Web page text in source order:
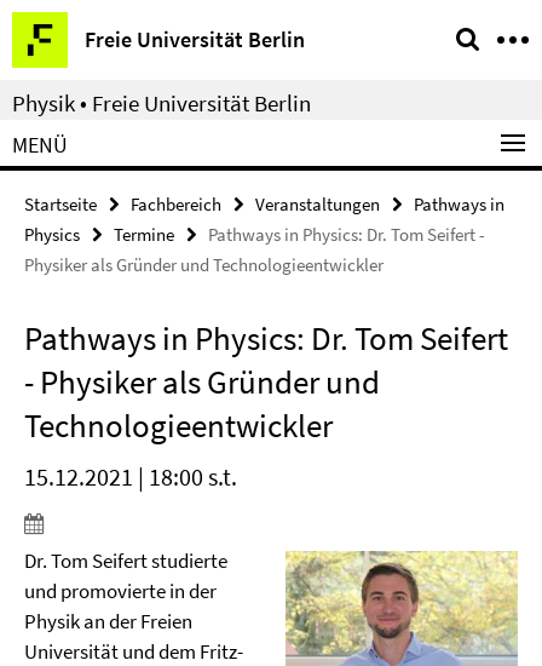
Springe
direkt
zu
Inhalt
Freie Universität Berlin
Service-
Navigation
Physik • Freie Universität Berlin
MENÜ
Startseite Fachbereich Veranstaltungen
Pathways in
Physics
Termine
Pathways in Physics: Dr. Tom Seifert -
Physiker als Gründer und Technologieentwickler
Pathways in Physics: Dr. Tom Seifert
- Physiker als Gründer und
Technologieentwickler
15.12.2021 | 18:00 s.t.
Dr. Tom Seifert studierte
und promovierte in der
Physik an der Freien
Universität und dem Fritz-